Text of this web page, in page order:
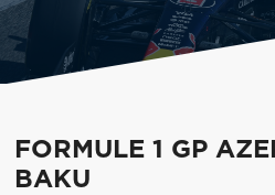
FORMULE 1 GP
BAKU